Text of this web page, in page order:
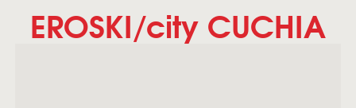
EROSKI/city CUCHIA